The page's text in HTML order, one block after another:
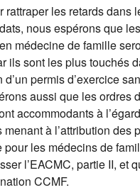
rattraper les retards dans
nous espérons que
médecine de famille
ils sont les plus touchés
d’un permis d’exercice
aussi que les ordres
accommodants à
à l’attribution des
pour les médecins de
l’EACMC, partie II, et
CCMF.